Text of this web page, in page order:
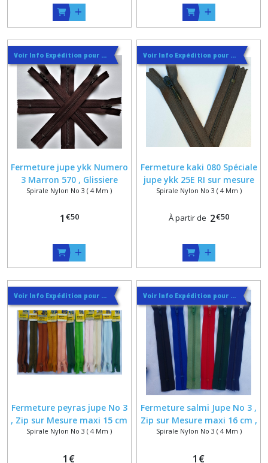
Voir Info Expédition pour Régler les Frais de Port au Meilleur Prix , En haut d'ecran à Droite
Fermeture jupe ykk Numero
3 Marron 570 , Glissiere
Spirale Nylon 4 x 1.8 mm ,
cm
Spirale Nylon No 3 ( 4 Mm )
1 €50
Voir Info Expédition pour Régler les Frais de Port au Meilleur Prix , En haut d'ecran à Droite
Fermeture kaki 080 Spéciale
jupe ykk 25E RI sur mesure
jusqu'à 27 cm , Glissière Fine
Spirale Nylon No 3 ( 4 Mm )
À partir de 2€50
Voir Info Expédition pour Régler les Frais de Port au Meilleur Prix , En haut d'ecran à Droite
Fermeture peyras jupe No 3
, Zip sur Mesure maxi 15 cm
, Vert pomme Marron Rose
Camel
Spirale Nylon No 3 ( 4 Mm )
1 €
Voir Info Expédition pour Régler les Frais de Port au Meilleur Prix , En haut d'ecran à Droite
Fermeture salmi Jupe No 3 ,
Zip sur Mesure maxi 16 cm ,
Vert Sapin Bleu Marine
Spirale Nylon No 3 ( 4 Mm )
1 €